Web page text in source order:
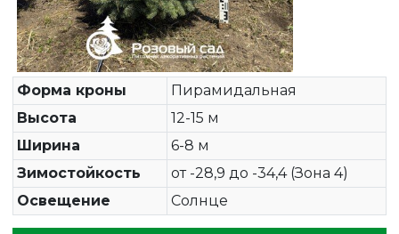
Форма кроны
Пирамидальная
Высота
12-15 м
Ширина
6-8 м
Зимостойкость
от -28,9 до -34,4 (Зона 4)
Освещение
Солнце